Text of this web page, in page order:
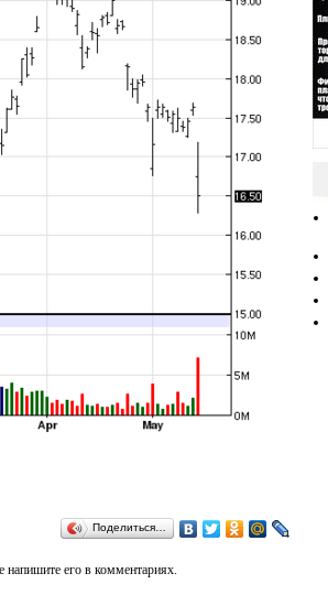
Поделиться…
напишите его в комментариях.